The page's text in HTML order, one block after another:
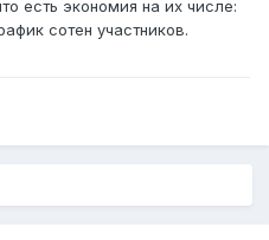
есть экономия на их числе:
сотен участников.